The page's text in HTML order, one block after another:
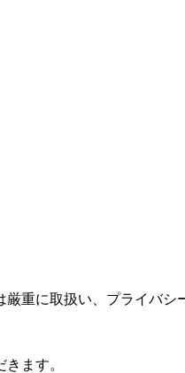
重に取扱い、プライバシ
ます。